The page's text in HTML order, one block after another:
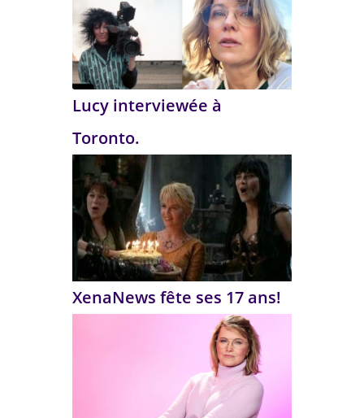
Lucy interviewée à
Toronto.
XenaNews fête ses 17 ans!